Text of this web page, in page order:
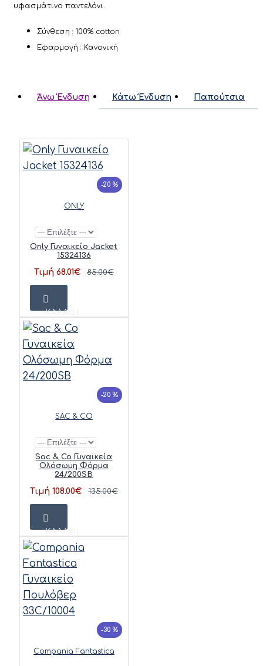
υφασμάτινο παντελόνι.
Σύνθεση : 100% cotton
Εφαρμογή : Κανονική
Άνω Ένδυση Κάτω Ένδυση Παπούτσια
-20 %
ONLY
Only Γυναικείο Jacket
15324136
Τιμή 68.01€ 85.00€
ΚΑΛΆΘΙ
-20 %
SAC & CO
Sac & Co Γυναικεία
Ολόσωμη Φόρμα
24/200SB
Τιμή 108.00€ 135.00€
ΚΑΛΆΘΙ
-30 %
Compania Fantastica